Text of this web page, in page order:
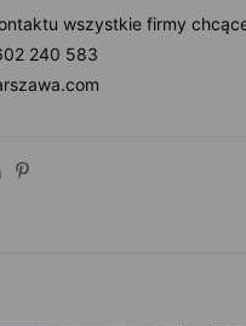
wszystkie firmy
240 583